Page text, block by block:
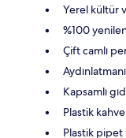
Yerel kültür
%100
Çift camlı
Kapsamlı
Plastik
Plastik